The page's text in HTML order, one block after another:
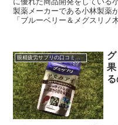
製薬メーカーである小林製薬
「ブルーベリー＆メグスリノ
眼精疲労サプリの口コミ・レビュー
果